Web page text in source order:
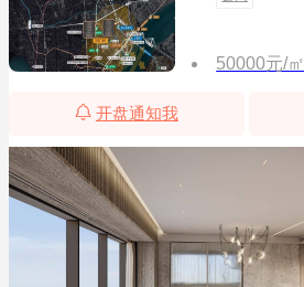
50000元/㎡
开盘通知我